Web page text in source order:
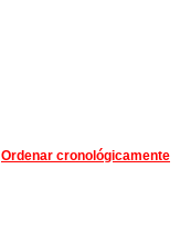
Ordenar cronológicamente